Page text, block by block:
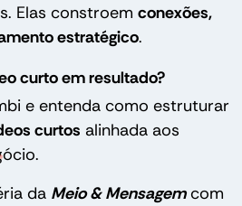
Elas constroem conexões,
estratégico.
curto em resultado?
e entenda como estruturar
curtos alinhada aos
da Meio & Mensagemcom